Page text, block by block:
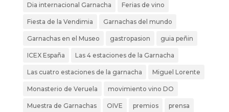
Dia internacional Garnacha Ferias de vino
Fiesta de la Vendimia Garnachas del mundo
Garnachas en el Museo gastropasion guia peñin
ICEX España Las 4 estaciones de la Garnacha
Las cuatro estaciones de la garnacha Miguel Lorente
Monasterio de Veruela movimiento vino DO
Muestra de Garnachas OIVE premios prensa